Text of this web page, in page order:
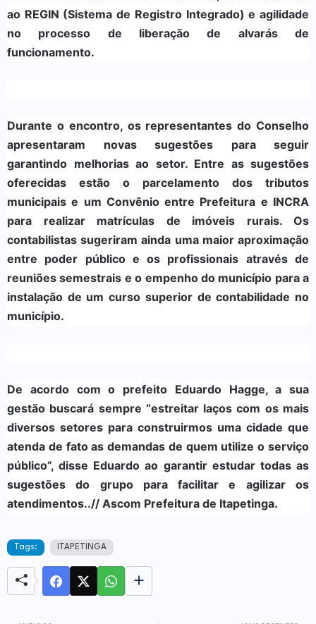
ao REGIN (Sistema de Registro Integrado) e agilidade
no processo de liberação de alvarás de
funcionamento.
Durante o encontro, os representantes do Conselho
apresentaram novas sugestões para seguir
garantindo melhorias ao setor. Entre as sugestões
oferecidas estão o parcelamento dos tributos
municipais e um Convênio entre Prefeitura e INCRA
para realizar matrículas de imóveis rurais. Os
contabilistas sugeriram ainda uma maior aproximação
entre poder público e os profissionais através de
reuniões semestrais e o empenho do município para a
instalação de um curso superior de contabilidade no
município.
De acordo com o prefeito Eduardo Hagge, a sua
gestão buscará sempre “estreitar laços com os mais
diversos setores para construirmos uma cidade que
atenda de fato as demandas de quem utilize o serviço
público”, disse Eduardo ao garantir estudar todas as
sugestões do grupo para facilitar e agilizar os
atendimentos..// Ascom Prefeitura de Itapetinga.
Tags: ITAPETINGA